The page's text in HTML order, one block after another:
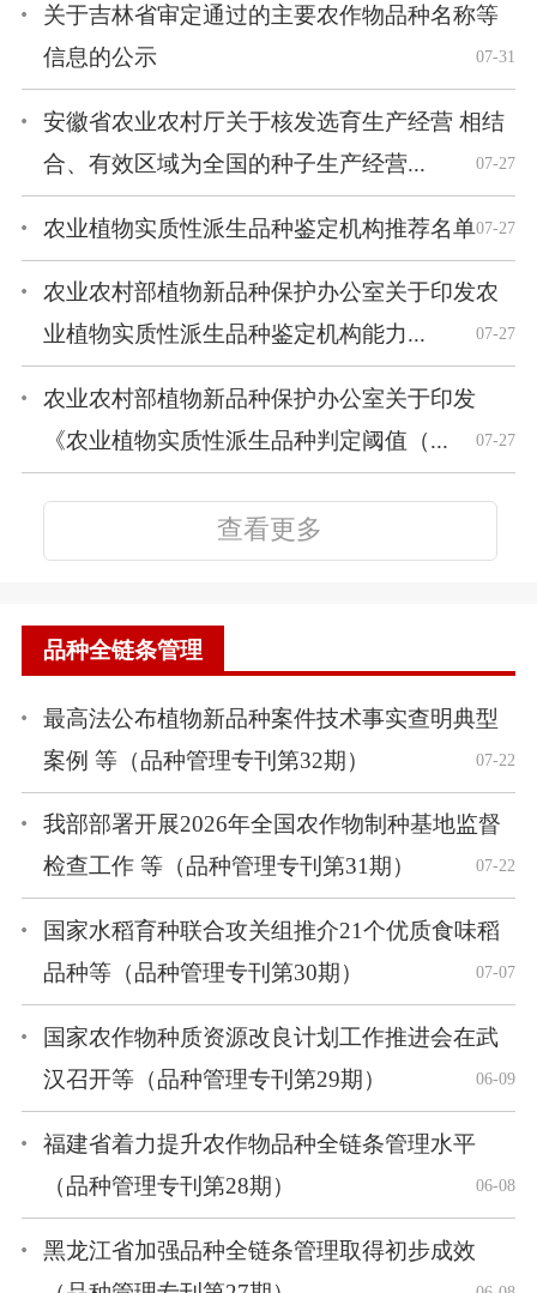
关于吉林省审定通过的主要农作物品种名称等
信息的公示
07-31
安徽省农业农村厅关于核发选育生产经营 相结
合、有效区域为全国的种子生产经营...
07-27
农业植物实质性派生品种鉴定机构推荐名单07-27
农业农村部植物新品种保护办公室关于印发农
业植物实质性派生品种鉴定机构能力...
07-27
农业农村部植物新品种保护办公室关于印发
《农业植物实质性派生品种判定阈值（...
07-27
查看更多
品种全链条管理
最高法公布植物新品种案件技术事实查明典型
案例 等（品种管理专刊第32期）
07-22
我部部署开展2026年全国农作物制种基地监督
检查工作 等（品种管理专刊第31期）
07-22
国家水稻育种联合攻关组推介21个优质食味稻
品种等（品种管理专刊第30期）
07-07
国家农作物种质资源改良计划工作推进会在武
汉召开等（品种管理专刊第29期）
06-09
福建省着力提升农作物品种全链条管理水平
（品种管理专刊第28期）
06-08
黑龙江省加强品种全链条管理取得初步成效